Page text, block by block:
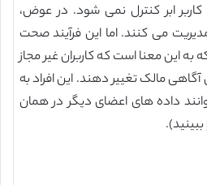
ابر کنترل نمی شود. در عوض،
مدیریت می کنند. اما این فرآیند صحت
این معنا است که کاربران غیر مجاز
آگاهی مالک تغییر دهند. این افراد به
داده های اعضای دیگر در همان